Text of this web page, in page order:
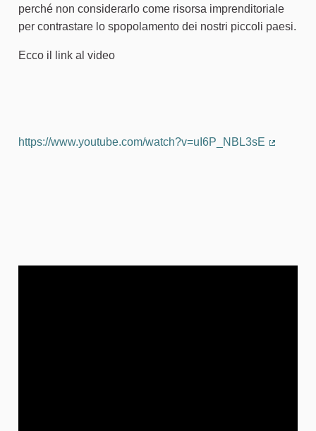
perché non considerarlo come risorsa imprenditoriale
per contrastare lo spopolamento dei nostri piccoli paesi.
Ecco il link al video
https://www.youtube.com/watch?v=uI6P_NBL3sE